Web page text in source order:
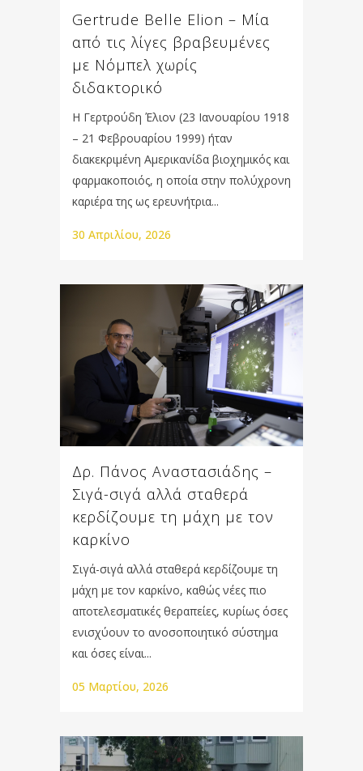
Gertrude Belle Elion – Μία
από τις λίγες βραβευμένες
με Νόμπελ χωρίς
διδακτορικό
Η Γερτρούδη Έλιον (23 Ιανουαρίου 1918
– 21 Φεβρουαρίου 1999) ήταν
διακεκριμένη Αμερικανίδα βιοχημικός και
φαρμακοποιός, η οποία στην πολύχρονη
καριέρα της ως ερευνήτρια...
30 Απριλίου, 2026
Δρ. Πάνος Αναστασιάδης –
Σιγά-σιγά αλλά σταθερά
κερδίζουμε τη μάχη με τον
καρκίνο
Σιγά-σιγά αλλά σταθερά κερδίζουμε τη
μάχη με τον καρκίνο, καθώς νέες πιο
αποτελεσματικές θεραπείες, κυρίως όσες
ενισχύουν το ανοσοποιητικό σύστημα
και όσες είναι...
05 Μαρτίου, 2026